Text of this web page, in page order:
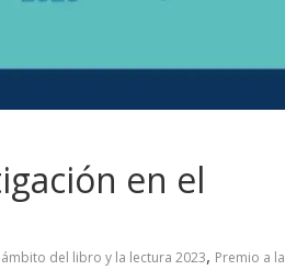
en el
del libro y la lectura 2023, Premio a la